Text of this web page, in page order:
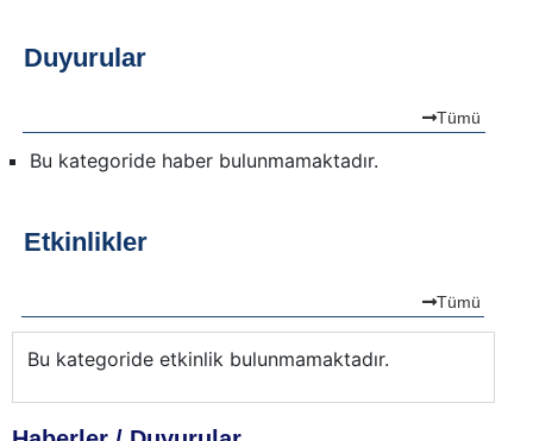
Duyurular
Tümü
Bu kategoride haber bulunmamaktadır.
Etkinlikler
Tümü
Bu kategoride etkinlik bulunmamaktadır.